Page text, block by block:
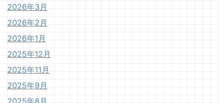
2026年3月
2026年2月
2026年1月
2025年12月
2025年11月
2025年9月